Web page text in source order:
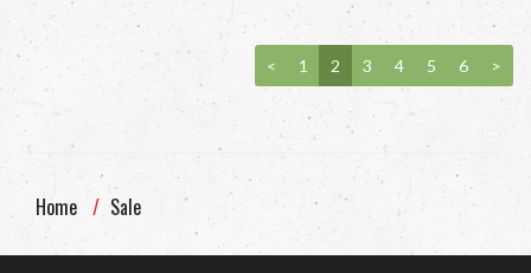
< 1 2 3 4 5 6 >
Home Sale